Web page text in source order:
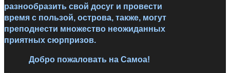
разнообразить свой досуг и провести
время с пользой, острова, также, могут
преподнести множество неожиданных
приятных сюрпризов.
Добро пожаловать на Самоа!